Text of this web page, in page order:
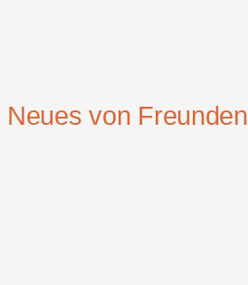
Neues von Freunden